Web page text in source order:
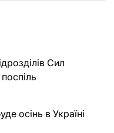
Сил
осінь в Україні